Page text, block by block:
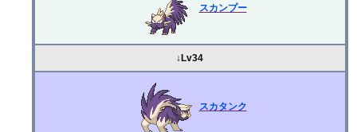
スカンプー
↓Lv34
スカタンク